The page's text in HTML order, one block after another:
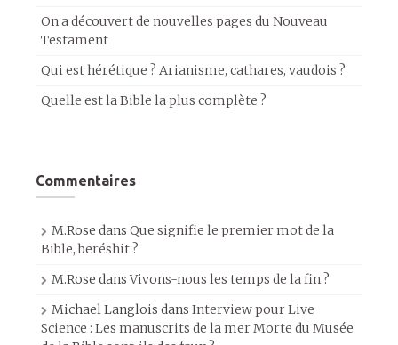
On a découvert de nouvelles pages du Nouveau
Testament
Qui est hérétique ? Arianisme, cathares, vaudois ?
Quelle est la Bible la plus complète ?
Commentaires
M.Rose dans Que signifie le premier mot de la
Bible, beréshit ?
M.Rose dansVivons-nous les temps de la fin ?
Michael Langlois dans Interview pour Live
Science : Les manuscrits de la mer Morte du Musée